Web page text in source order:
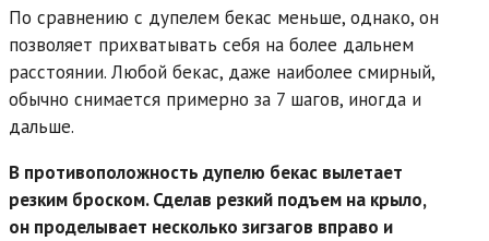
По сравнению с дупелем бекас меньше, однако, он
позволяет прихватывать себя на более дальнем
расстоянии. Любой бекас, даже наиболее смирный,
обычно снимается примерно за 7 шагов, иногда и
дальше.
В противоположность дупелю бекас вылетает
резким броском. Сделав резкий подъем на крыло,
он проделывает несколько зигзагов вправо и